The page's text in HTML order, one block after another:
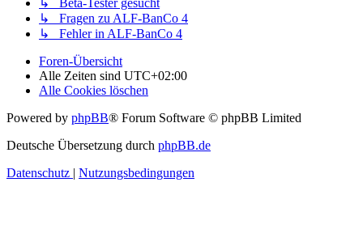
↳ Beta-Tester gesucht
↳ Fragen zu ALF-BanCo 4
↳ Fehler in ALF-BanCo 4
Foren-Übersicht
Alle Zeiten sind UTC+02:00
Alle Cookies löschen
Powered by phpBB® Forum Software © phpBB Limited
Deutsche Übersetzung durch phpBB.de
Datenschutz
Nutzungsbedingungen